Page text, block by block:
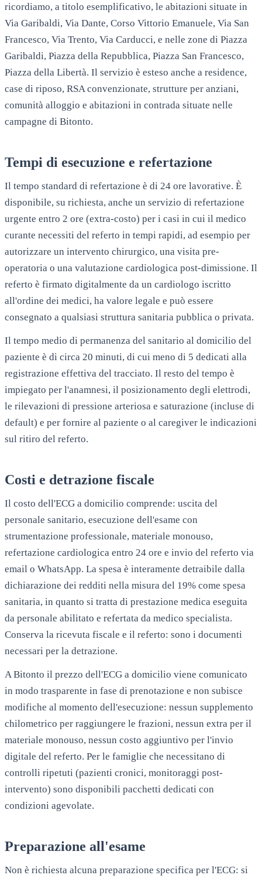
ricordiamo, a titolo esemplificativo, le abitazioni situate in
Via Garibaldi, Via Dante, Corso Vittorio Emanuele, Via San
Francesco, Via Trento, Via Carducci, e nelle zone di Piazza
Garibaldi, Piazza della Repubblica, Piazza San Francesco,
Piazza della Libertà. Il servizio è esteso anche a residence,
case di riposo, RSA convenzionate, strutture per anziani,
comunità alloggio e abitazioni in contrada situate nelle
campagne di Bitonto.
Tempi di esecuzione e refertazione
Il tempo standard di refertazione è di 24 ore lavorative. È
disponibile, su richiesta, anche un servizio di refertazione
urgente entro 2 ore (extra-costo) per i casi in cui il medico
curante necessiti del referto in tempi rapidi, ad esempio per
autorizzare un intervento chirurgico, una visita pre-
operatoria o una valutazione cardiologica post-dimissione. Il
referto è firmato digitalmente da un cardiologo iscritto
all'ordine dei medici, ha valore legale e può essere
consegnato a qualsiasi struttura sanitaria pubblica o privata.
Il tempo medio di permanenza del sanitario al domicilio del
paziente è di circa 20 minuti, di cui meno di 5 dedicati alla
registrazione effettiva del tracciato. Il resto del tempo è
impiegato per l'anamnesi, il posizionamento degli elettrodi,
le rilevazioni di pressione arteriosa e saturazione (incluse di
default) e per fornire al paziente o al caregiver le indicazioni
sul ritiro del referto.
Costi e detrazione fiscale
Il costo dell'ECG a domicilio comprende: uscita del
personale sanitario, esecuzione dell'esame con
strumentazione professionale, materiale monouso,
refertazione cardiologica entro 24 ore e invio del referto via
email o WhatsApp. La spesa è interamente detraibile dalla
dichiarazione dei redditi nella misura del 19% come spesa
sanitaria, in quanto si tratta di prestazione medica eseguita
da personale abilitato e refertata da medico specialista.
Conserva la ricevuta fiscale e il referto: sono i documenti
necessari per la detrazione.
A Bitonto il prezzo dell'ECG a domicilio viene comunicato
in modo trasparente in fase di prenotazione e non subisce
modifiche al momento dell'esecuzione: nessun supplemento
chilometrico per raggiungere le frazioni, nessun extra per il
materiale monouso, nessun costo aggiuntivo per l'invio
digitale del referto. Per le famiglie che necessitano di
controlli ripetuti (pazienti cronici, monitoraggi post-
intervento) sono disponibili pacchetti dedicati con
condizioni agevolate.
Preparazione all'esame
Non è richiesta alcuna preparazione specifica per l'ECG: si